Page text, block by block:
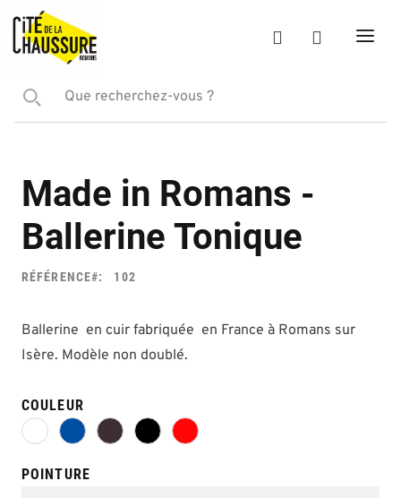
Made in Romans -
Ballerine Tonique
RÉFÉRENCE 102
Ballerine en cuir fabriquée en France à Romans sur
Isère. Modèle non doublé.
COULEUR
POINTURE